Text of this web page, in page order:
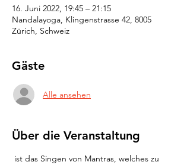
16. Juni 2022, 19:45 – 21:15
Nandalayoga, Klingenstrasse 42, 8005
Zürich, Schweiz
Gäste
Alle ansehen
Über die Veranstaltung